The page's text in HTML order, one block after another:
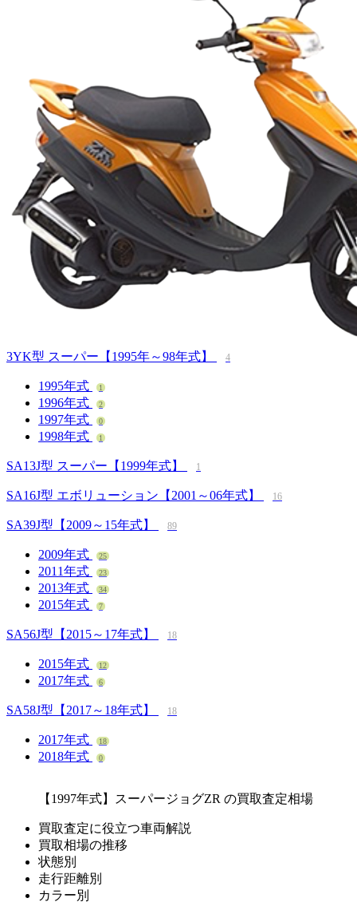
3YK型 スーパー【1995年～98年式】 4
1995年式 1
1996年式 2
1997年式 0
1998年式 1
SA13J型 スーパー【1999年式】 1
SA16J型 エボリューション【2001～06年式】 16
SA39J型【2009～15年式】 89
2009年式 25
2011年式 23
2013年式 34
2015年式 7
SA56J型【2015～17年式】 18
2015年式 12
2017年式 6
SA58J型【2017～18年式】 18
2017年式 18
2018年式 0
【1997年式】スーパージョグZR の買取査定相場
買取査定に役立つ車両解説
買取相場の推移
状態別
走行距離別
カラー別